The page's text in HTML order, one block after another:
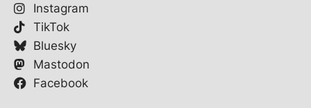
Instagram
TikTok
Bluesky
Mastodon
Facebook